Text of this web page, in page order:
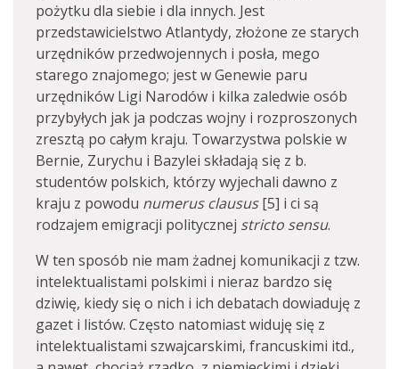
pożytku dla siebie i dla innych. Jest
przedstawicielstwo Atlantydy, złożone ze starych
urzędników przedwojennych i posła, mego
starego znajomego; jest w Genewie paru
urzędników Ligi Narodów i kilka zaledwie osób
przybyłych jak ja podczas wojny i rozproszonych
zresztą po całym kraju. Towarzystwa polskie w
Bernie, Zurychu i Bazylei składają się z b.
studentów polskich, którzy wyjechali dawno z
kraju z powodu numerus clausus[5] i ci są
rodzajem emigracji politycznej stricto sensu.
W ten sposób nie mam żadnej komunikacji z tzw.
intelektualistami polskimi i nieraz bardzo się
dziwię, kiedy się o nich i ich debatach dowiaduję z
gazet i listów. Często na­tomiast widuję się z
intelektualistami szwajcarskimi, francuskimi itd.,